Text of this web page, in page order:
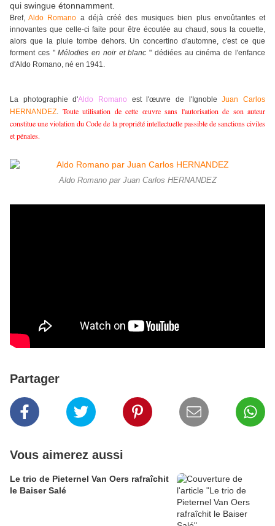
qui swingue étonnamment.
Bref,Aldo Romano a déjà créé des musiques bien plus envoûtantes et
innovantes que celle-ci faite pour être écoutée au chaud, sous la couette,
alors que la pluie tombe dehors. Un concertino d'automne, c'est ce que
forment ces "Mélodies en noir et blanc " dédiées au cinéma de l'enfance
d'Aldo Romano, né en 1941.
La photographie d'Aldo Romano est l'œuvre de l'IgnobleJuan Carlos
HERNANDEZ. Toute utilisation de cette œuvre sans l'autorisation de son auteur
constitue une violation du Code de la propriété intellectuelle passible de sanctions civiles
et pénales.
Aldo Romano par Juan Carlos HERNANDEZ
Partager
Vous aimerez aussi
Le trio de Pieternel Van Oers rafraîchit
le Baiser Salé